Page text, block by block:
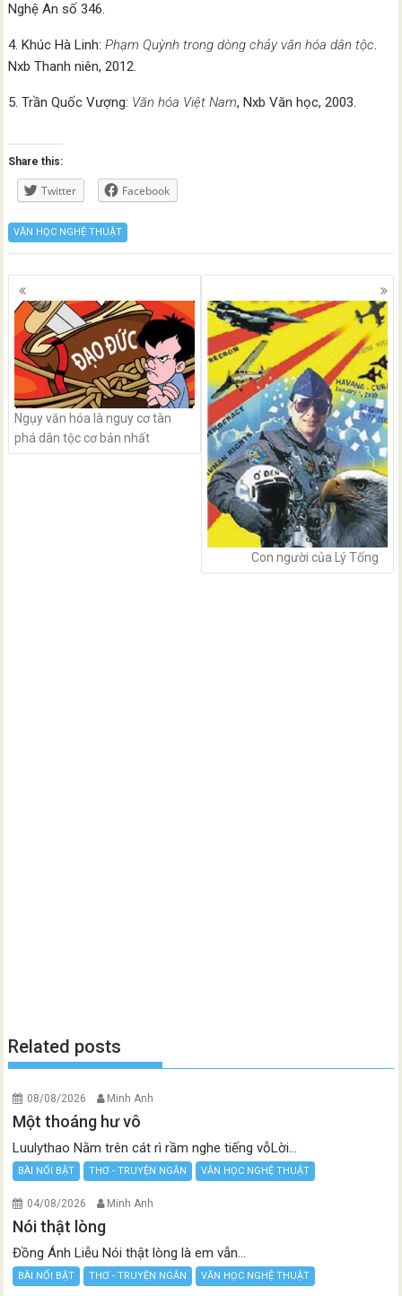
Nghệ An số 346.
4. Khúc Hà Linh:Phạm Quỳnh trong dòng chảy văn hóa dân tộc.
Nxb Thanh niên, 2012.
5. Trần Quốc Vượng: Văn hóa Việt Nam, Nxb Văn học, 2003.
Share this:
Twitter Facebook
VĂN HỌC NGHỆ THUẬT
Posts
navigation
Ngụy văn hóa là nguy cơ tàn
phá dân tộc cơ bản nhất
Con người của Lý Tống
Related posts
08/08/2026 Minh Anh
Một thoáng hư vô
Luulythao Nằm trên cát rì rầm nghe tiếng vỗLời...
BÀI NỔI BẬT THƠ - TRUYỆN NGẮN VĂN HỌC NGHỆ THUẬT
04/08/2026 Minh Anh
Nói thật lòng
Đồng Ánh Liễu Nói thật lòng là em vẫn...
BÀI NỔI BẬT THƠ - TRUYỆN NGẮN VĂN HỌC NGHỆ THUẬT